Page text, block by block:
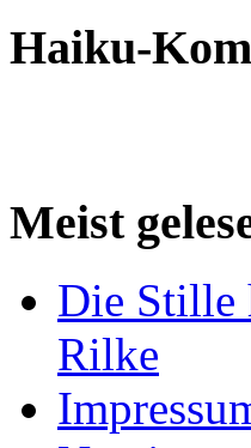
Haiku-
Meist
Die Stille
Rilke